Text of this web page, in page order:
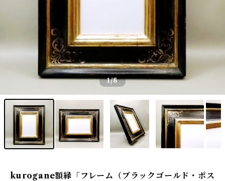
1/8
kurogane額縁「フレーム（ブラックゴールド・ポス